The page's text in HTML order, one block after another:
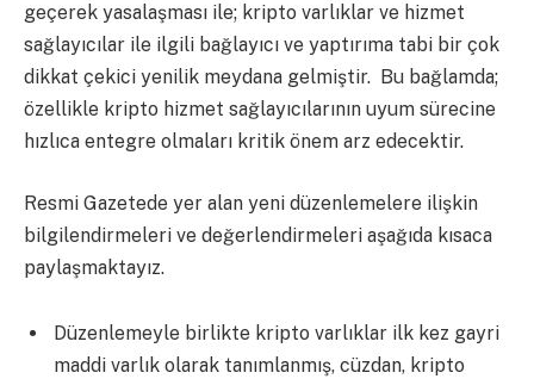
geçerek yasalaşması ile; kripto varlıklar ve hizmet
sağlayıcılar ile ilgili bağlayıcı ve yaptırıma tabi bir çok
dikkat çekici yenilik meydana gelmiştir. Bu bağlamda;
özellikle kripto hizmet sağlayıcılarının uyum sürecine
hızlıca entegre olmaları kritik önem arz edecektir.
Resmi Gazetede yer alan yeni düzenlemelere ilişkin
bilgilendirmeleri ve değerlendirmeleri aşağıda kısaca
paylaşmaktayız.
Düzenlemeyle birlikte kripto varlıklar ilk kez gayri
maddi varlık olarak tanımlanmış, cüzdan, kripto